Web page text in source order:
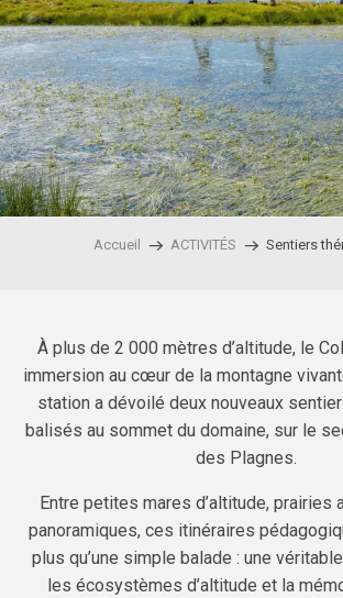
Accueil ACTIVITÉS Sentiers
À plus de 2 000 mètres d’altitude, le
immersion au cœur de la montagne
station a dévoilé deux nouveaux
balisés au sommet du domaine, sur le
des Plagnes.
Entre petites mares d’altitude, prairies
panoramiques, ces itinéraires
plus qu’une simple balade : une
les écosystèmes d’altitude et la